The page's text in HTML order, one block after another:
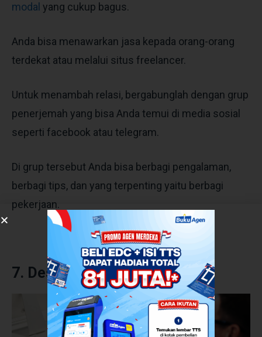
modal yang cukup bagus.
Anda bisa menawarkan jasa kepada orang-orang
terdekat atau melalui situs freelancer.
Untuk menambah relasi, bergabunglah dengan grup
penerjemah yang bisa Anda temui di media sosial
seperti facebook atau telegram.
Di grup tersebut Anda bisa berbagi pengalaman,
berbagi tips, dan yang terpenting yaitu berbagi
pekerjaan.
7. Desain Grafis